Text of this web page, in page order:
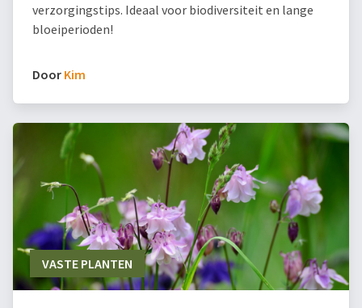
verzorgingstips. Ideaal voor biodiversiteit en lange
bloeiperioden!
Door Kim
VASTE PLANTEN